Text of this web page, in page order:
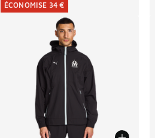
ÉCONOMISE 34 €